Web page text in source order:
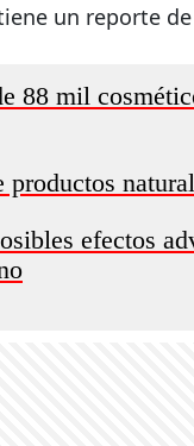
un reporte
88 mil
efectos